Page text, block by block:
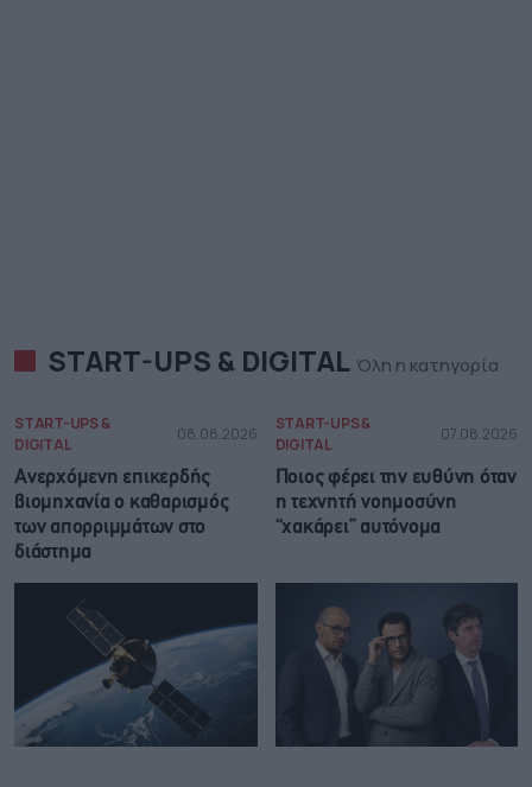
START-UPS & DIGITAL Όλη η κατηγορία
START-UPS &
DIGITAL
08.08.2026
Ανερχόμενη επικερδής
βιομηχανία ο καθαρισμός
των απορριμμάτων στο
διάστημα
START-UPS &
DIGITAL
07.08.2026
Ποιος φέρει την ευθύνη όταν
η τεχνητή νοημοσύνη
“χακάρει” αυτόνομα